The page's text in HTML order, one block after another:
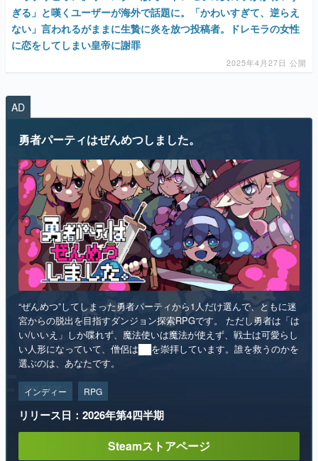
特集記事
マンガ
アプリレビュー
その他
電ファミニコゲーマーとは？
運営：株式会社マレ
2025年4月27日 公開
AD
“ぜんめつ”してしまった勇者パーティから1人だけ選んで、ともに迷
宮からの脱出を目指すダンジョン探索RPGです。 ただし勇者は「は
い/いいえ」しか喋れず、魔法使いは魔法が使えず、戦士は可愛らし
い人形になっていて、僧侶は██を崇拝しています。誰を救うのかを
選ぶのは、あなたです。
インディー RPG
リリース日：2026年第4四半期